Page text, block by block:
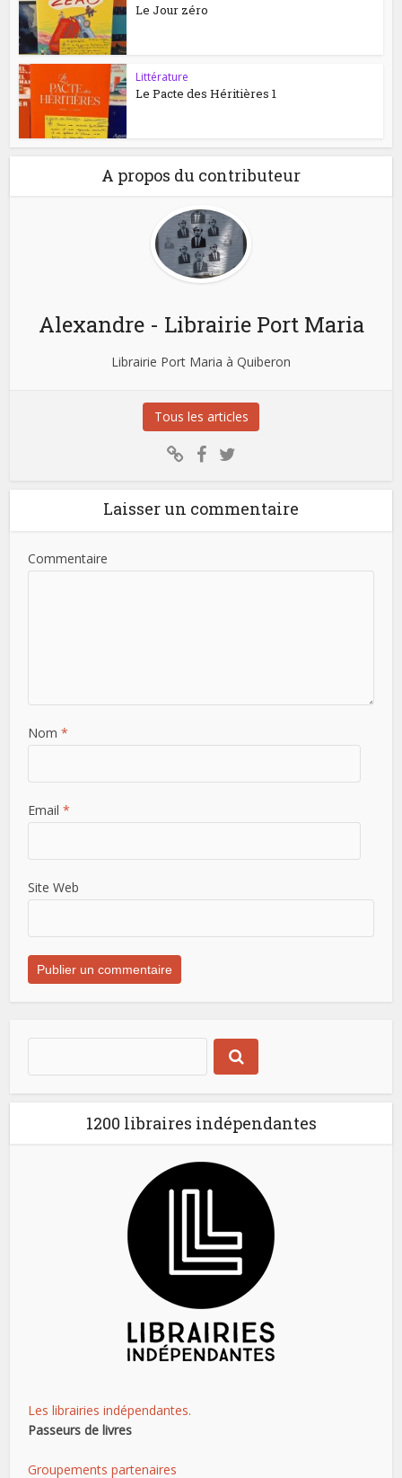
Le Jour zéro
Littérature
Le Pacte des Héritières 1
A propos du contributeur
Alexandre - Librairie Port Maria
Librairie Port Maria à Quiberon
Tous les articles
Laisser un commentaire
Commentaire
Nom *
Email *
Site Web
1200 libraires indépendantes
Les librairies indépendantes.
Passeurs de livres
Groupements partenaires